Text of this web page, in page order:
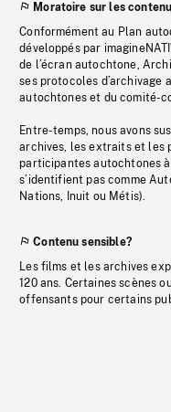
Moratoire sur les
Conformément au Plan
développés par
de l’écran autochtone,
ses protocoles d’archivage
autochtones et du comité-
Entre-temps, nous avons
archives, les extraits et les
participantes autochtones
s’identifient pas comme
Nations, Inuit ou Métis).
Contenu sensible?
Les films et les archives
120 ans. Certaines scènes
offensants pour certains